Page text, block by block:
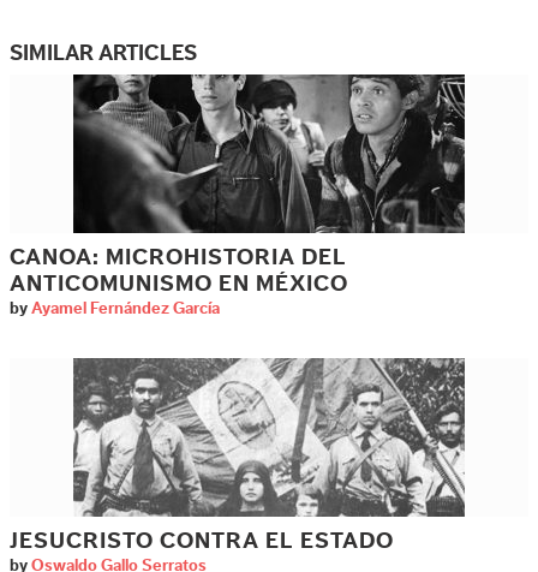
SIMILAR ARTICLES
CANOA: MICROHISTORIA DEL
ANTICOMUNISMO EN MÉXICO
by Ayamel Fernández García
JESUCRISTO CONTRA EL ESTADO
by Oswaldo Gallo Serratos